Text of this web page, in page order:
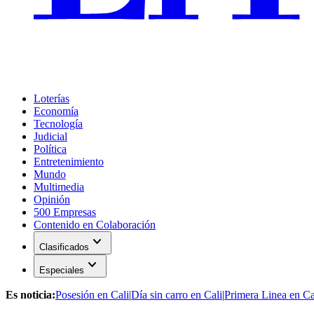
Loterías
Economía
Tecnología
Judicial
Política
Entretenimiento
Mundo
Multimedia
Opinión
500 Empresas
Contenido en Colaboración
Clasificados expand_more
Especiales expand_more
Es noticia:Posesión en Cali|Día sin carro en Cali|Primera Linea en